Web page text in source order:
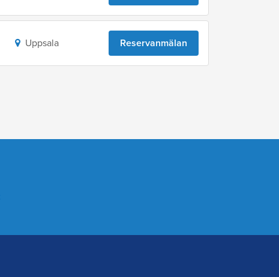
Uppsala Reservanmälan